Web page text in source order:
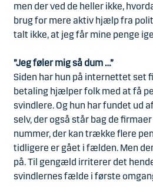
men der ved de heller ikke,
brug for mere aktiv hjælp fra
talt ikke, at jeg får mine penge
”Jeg føler mig så dum …”
Siden har hun på internettet set
betaling hjælper folk med at få
svindlere. Og hun har fundet ud
selv, der også står bag de
nummer, der kan trække flere
tidligere er gået i fælden. Men
på. Til gengæld irriterer det
svindlernes fælde i første